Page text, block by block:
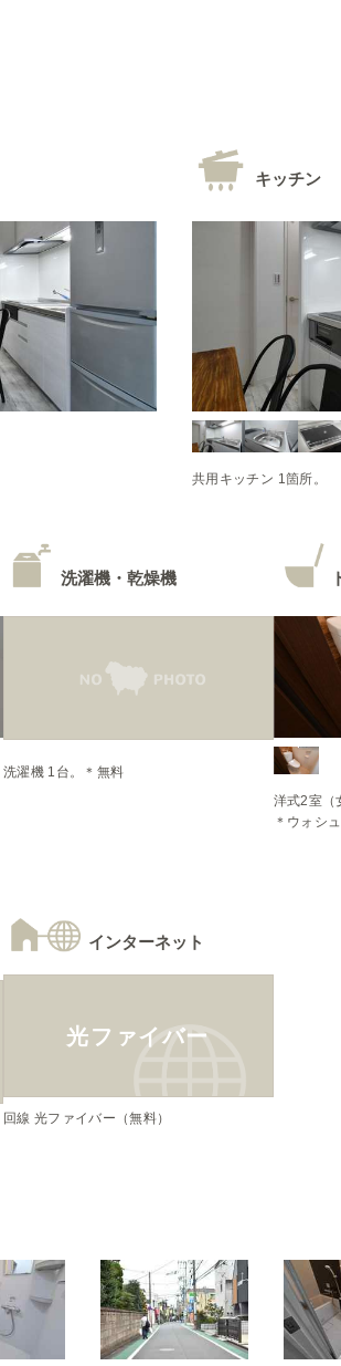
キッチン
共用キッチン 1箇所。
洗濯機・乾燥機
洋式2室（
＊ウォシ
インターネット
光ファイバー
回線 光ファイバー（無料）